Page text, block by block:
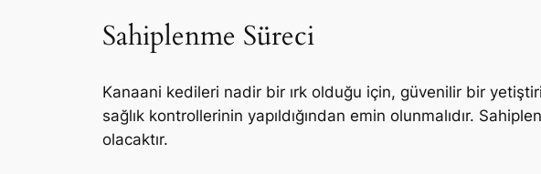
Sahiplenme Süreci
Kanaani kedileri nadir bir ırk olduğu için, güvenilir bir
sağlık kontrollerinin yapıldığından emin olunmalıdır.
olacaktır.